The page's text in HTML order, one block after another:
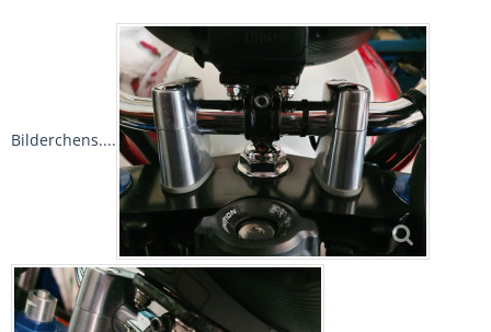
Bilderchens....